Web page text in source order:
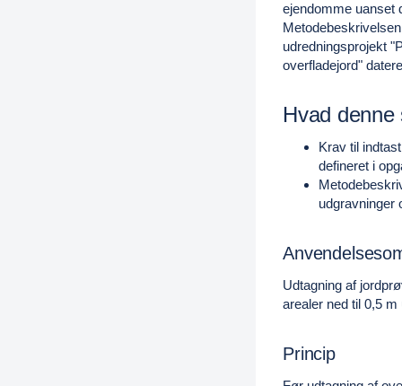
ejendomme uanset
udredningsprojekt
overfladejord"
Hvad
Krav til
defineret i
udgravninger
Udtagning af
arealer ned til 0,5
Princip